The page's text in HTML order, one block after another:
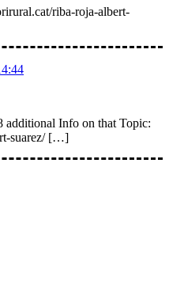
riba-roja-albert-
Info on that Topic:
suarez/ […]